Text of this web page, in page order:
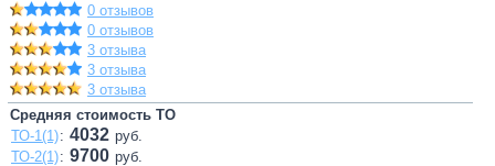
0 отзывов
0 отзывов
3 отзыва
3 отзыва
3 отзыва
Средняя стоимость ТО
ТО-1(1): 4032 руб.
ТО-2(1): 9700 руб.